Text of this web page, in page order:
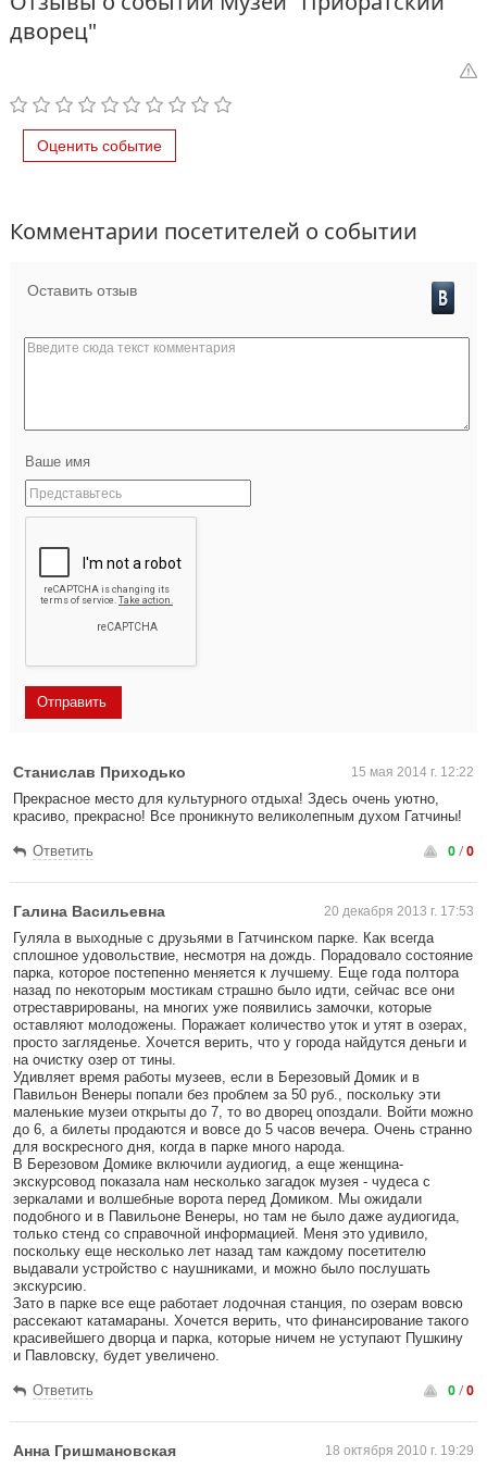
дворец"
Оценить событие
Комментарии посетителей о событии
Оставить отзыв
Ваше имя
Станислав Приходько 15 мая 2014 г. 12:22
Прекрасное место для культурного отдыха! Здесь очень уютно,
красиво, прекрасно! Все проникнуто великолепным духом Гатчины!
Ответить 0/0
Галина Васильевна 20 декабря 2013 г. 17:53
Гуляла в выходные с друзьями в Гатчинском парке. Как всегда
сплошное удовольствие, несмотря на дождь. Порадовало состояние
парка, которое постепенно меняется к лучшему. Еще года полтора
назад по некоторым мостикам страшно было идти, сейчас все они
отреставрированы, на многих уже появились замочки, которые
оставляют молодожены. Поражает количество уток и утят в озерах,
просто загляденье. Хочется верить, что у города найдутся деньги и
на очистку озер от тины.
Удивляет время работы музеев, если в Березовый Домик и в
Павильон Венеры попали без проблем за 50 руб., поскольку эти
маленькие музеи открыты до 7, то во дворец опоздали. Войти можно
до 6, а билеты продаются и вовсе до 5 часов вечера. Очень странно
для воскресного дня, когда в парке много народа.
В Березовом Домике включили аудиогид, а еще женщина-
экскурсовод показала нам несколько загадок музея - чудеса с
зеркалами и волшебные ворота перед Домиком. Мы ожидали
подобного и в Павильоне Венеры, но там не было даже аудиогида,
только стенд со справочной информацией. Меня это удивило,
поскольку еще несколько лет назад там каждому посетителю
выдавали устройство с наушниками, и можно было послушать
экскурсию.
Зато в парке все еще работает лодочная станция, по озерам вовсю
рассекают катамараны. Хочется верить, что финансирование такого
красивейшего дворца и парка, которые ничем не уступают Пушкину
и Павловску, будет увеличено.
Ответить 0/0
Анна Гришмановская 18 октября 2010 г. 19:29